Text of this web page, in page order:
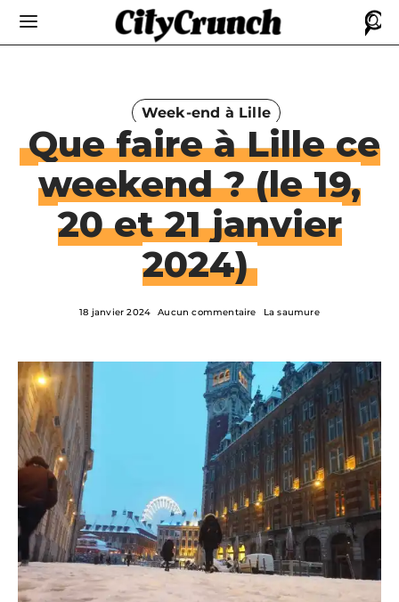
Week-end à Lille
Que faire à Lille ce
weekend ? (le 19,
20 et 21 janvier
2024)
18 janvier 2024 Aucun commentaire La saumure